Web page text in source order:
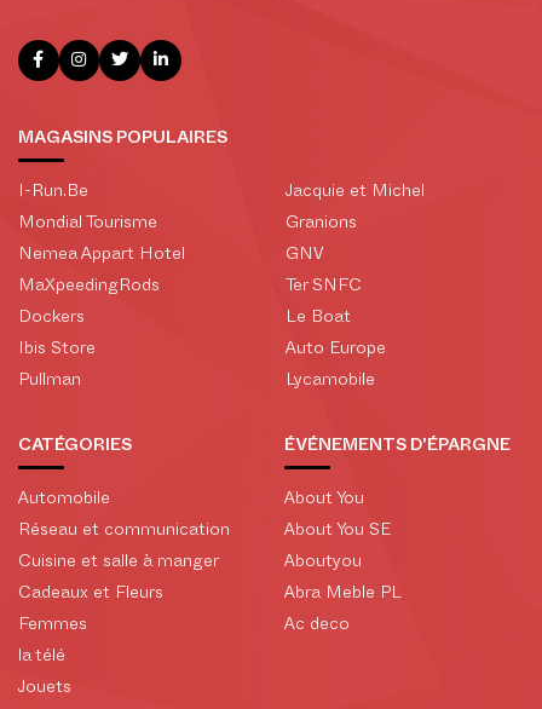
MAGASINS POPULAIRES
I-Run.Be
Mondial Tourisme
Nemea Appart Hotel
MaXpeedingRods
Dockers
Ibis Store
Pullman
Jacquie et Michel
Granions
GNV
Ter SNFC
Le Boat
Auto Europe
Lycamobile
CATÉGORIES
Automobile
Réseau et communication
Cuisine et salle à manger
Cadeaux et Fleurs
Femmes
la télé
Jouets
ÉVÉNEMENTS D'ÉPARGNE
About You
About You SE
Aboutyou
Abra Meble PL
Ac deco